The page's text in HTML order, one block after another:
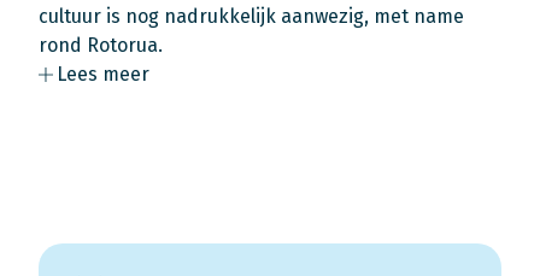
cultuur is nog nadrukkelijk aanwezig, met name
rond Rotorua.
Lees meer